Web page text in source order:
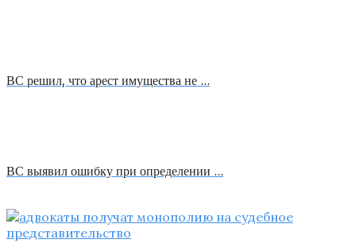
ВС решил, что арест имущества не …
ВС выявил ошибку при определении …